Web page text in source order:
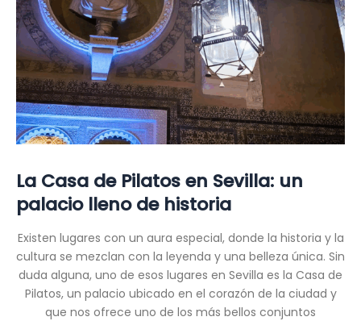
La Casa de Pilatos en Sevilla: un
palacio lleno de historia
Existen lugares con un aura especial, donde la historia y la
cultura se mezclan con la leyenda y una belleza única. Sin
duda alguna, uno de esos lugares en Sevilla es la Casa de
Pilatos, un palacio ubicado en el corazón de la ciudad y
que nos ofrece uno de los más bellos conjuntos